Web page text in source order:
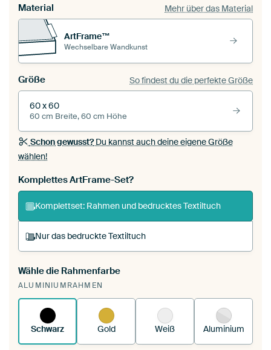
Material Mehr über das Material
ArtFrame™
Wechselbare Wandkunst
Größe So findest du die perfekte Größe
60 x 60
60 cm Breite, 60 cm Höhe
Schon gewusst?Du kannst auch deine eigene Größe
wählen!
Komplettes ArtFrame-Set?
Komplettset: Rahmen und bedrucktes Textiltuch
Nur das bedruckte Textiltuch
Du spannst einen wechselbaren Textiltuch in
deinen vorhandenen ArtFrame™.
funktioniert es.
Wähle die Rahmenfarbe
ALUMINIUMRAHMEN
Schwarz Gold Weiß Aluminium